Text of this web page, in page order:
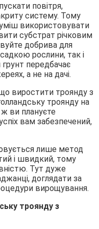
повітря,
систему. Тому
використовувати
субстрат річковим
добрива для
рослини, так і
передбачає
а не на дачі.
виростити троянду з
троянду на
ви плануєте
вам забезпечений,
лише метод
і швидкий, тому
Тут дуже
доглядати за
вирощування.
троянду з